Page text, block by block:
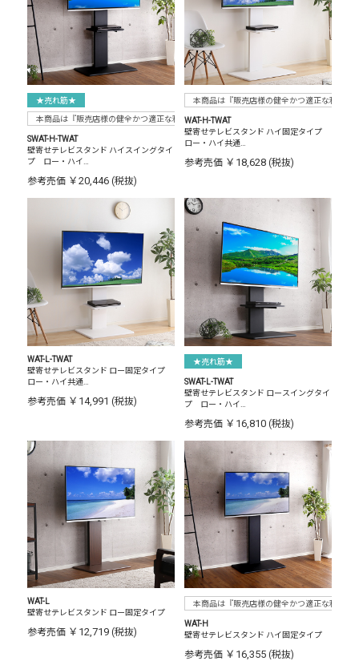
★売れ筋★
本商品は『販売店様の健全かつ適正な利益確保のため指定価格制度に準拠した販売』をお
SWAT-H-TWAT
壁寄せテレビスタンド ハイスイングタイ
プ ロー・ハイ…
参考売価 ￥20,446 (税抜)
本商品は『販売店様の健全かつ適正な利益確
WAT-H-TWAT
壁寄せテレビスタンド ハイ固定タイプ
ロー・ハイ共通…
参考売価 ￥18,628 (税抜)
WAT-L-TWAT
壁寄せテレビスタンド ロー固定タイプ
ロー・ハイ共通…
参考売価 ￥14,991 (税抜)
★売れ筋★
SWAT-L-TWAT
壁寄せテレビスタンド ロースイングタイ
プ ロー・ハイ…
参考売価 ￥16,810 (税抜)
WAT-L
壁寄せテレビスタンド ロー固定タイプ
参考売価 ￥12,719 (税抜)
本商品は『販売店様の健全かつ適正な利益確
WAT-H
壁寄せテレビスタンド ハイ固定タイプ
参考売価 ￥16,355 (税抜)